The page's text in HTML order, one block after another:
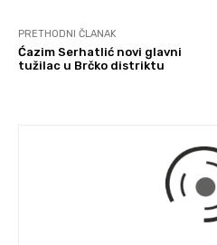
PRETHODNI ČLANAK
Ćazim Serhatlić novi glavni
tužilac u Brčko distriktu